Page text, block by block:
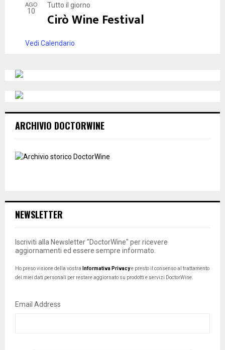
AGO
10
Tutto il giorno
Cirò Wine Festival
Vedi Calendario
ARCHIVIO DOCTORWINE
NEWSLETTER
Iscriviti alla Newsletter "DoctorWine" per ricevere
aggiornamenti ed essere sempre informato.
Ho preso visione della vostra Informativa Privacye presto il consenso al trattamento
dei miei dati personali per restare aggiornato su prodotti e servizi DoctorWine.
Email Address